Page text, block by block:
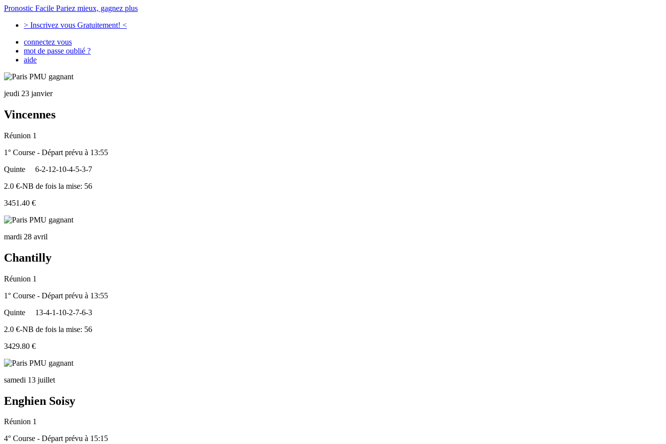
Pronostic Facile Pariez mieux, gagnez plus
> Inscrivez vous Gratuitement! <
connectez vous
mot de passe oublié ?
aide
jeudi 23 janvier
Vincennes
Réunion 1
1° Course - Départ prévu à 13:55
Quinte
6-2-12-10-4-5-3-7
2.0 €-NB de fois la mise: 56
3451.40 €
mardi 28 avril
Chantilly
Réunion 1
1° Course - Départ prévu à 13:55
Quinte
13-4-1-10-2-7-6-3
2.0 €-NB de fois la mise: 56
3429.80 €
samedi 13 juillet
Enghien Soisy
Réunion 1
4° Course - Départ prévu à 15:15